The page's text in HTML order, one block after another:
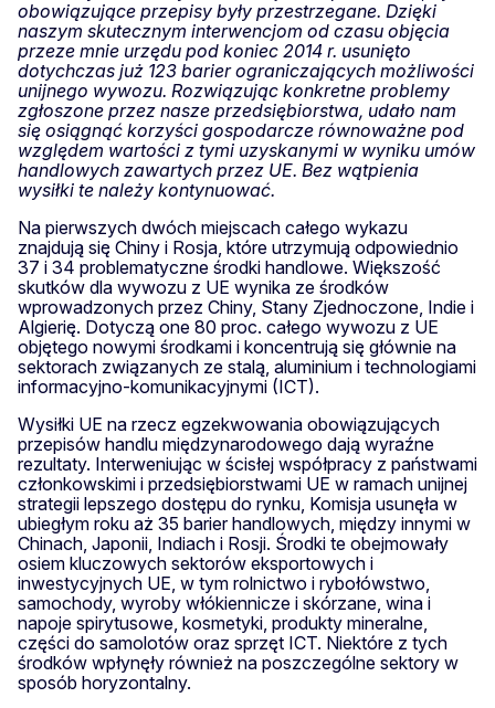
obowiązujące przepisy były przestrzegane. Dzięki
naszym skutecznym interwencjom od czasu objęcia
przeze mnie urzędu pod koniec 2014 r. usunięto
dotychczas już 123 barier ograniczających możliwości
unijnego wywozu. Rozwiązując konkretne problemy
zgłoszone przez nasze przedsiębiorstwa, udało nam
się osiągnąć korzyści gospodarcze równoważne pod
względem wartości z tymi uzyskanymi w wyniku umów
handlowych zawartych przez UE. Bez wątpienia
wysiłki te należy kontynuować.
Na pierwszych dwóch miejscach całego wykazu
znajdują się Chiny i Rosja, które utrzymują odpowiednio
37 i 34 problematyczne środki handlowe. Większość
skutków dla wywozu z UE wynika ze środków
wprowadzonych przez Chiny, Stany Zjednoczone, Indie i
Algierię. Dotyczą one 80 proc. całego wywozu z UE
objętego nowymi środkami i koncentrują się głównie na
sektorach związanych ze stalą, aluminium i technologiami
informacyjno-komunikacyjnymi (ICT).
Wysiłki UE na rzecz egzekwowania obowiązujących
przepisów handlu międzynarodowego dają wyraźne
rezultaty. Interweniując w ścisłej współpracy z państwami
członkowskimi i przedsiębiorstwami UE w ramach unijnej
strategii lepszego dostępu do rynku, Komisja usunęła w
ubiegłym roku aż 35 barier handlowych, między innymi w
Chinach, Japonii, Indiach i Rosji. Środki te obejmowały
osiem kluczowych sektorów eksportowych i
inwestycyjnych UE, w tym rolnictwo i rybołówstwo,
samochody, wyroby włókiennicze i skórzane, wina i
napoje spirytusowe, kosmetyki, produkty mineralne,
części do samolotów oraz sprzęt ICT. Niektóre z tych
środków wpłynęły również na poszczególne sektory w
sposób horyzontalny.